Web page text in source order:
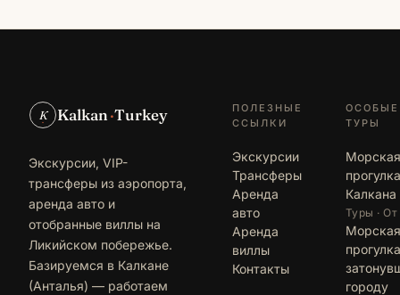
K Kalkan·Turkey
Экскурсии, VIP-
трансферы из аэропорта,
аренда авто и
отобранные виллы на
Ликийском побережье.
Базируемся в Калкане
(Анталья) — работаем
ПОЛЕЗНЫЕ
ССЫЛКИ
Экскурсии
Трансферы
Аренда
авто
Аренда
виллы
Контакты
ОСОБЫЕ
ТУРЫ
Морская
Калкана
Туры ·
Морская
городу